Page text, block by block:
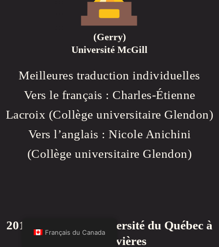
(Gerry)
Université McGill
Meilleures traduction individuelles
Vers le français : Charles-Étienne
Lacroix (Collège universitaire Glendon)
Vers l’anglais : Nicole Anichini
(Collège universitaire Glendon)
2016 | XI Jeux | Université du Québec à
Trois-Rivières
Français du Canada